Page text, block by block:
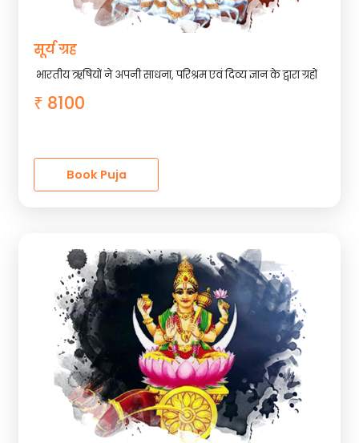
सूर्य ग्रह
भारतीय ऋषियों ने अपनी साधना, परिश्रम एवं दिव्य ज्ञान के द्वारा ग्रहों
₹ 8100
Book Puja